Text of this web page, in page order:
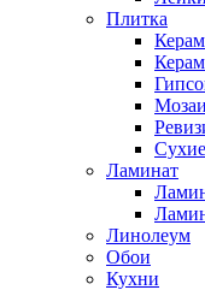
Плитка
Ламинат
Линолеум
Обои
Кухни